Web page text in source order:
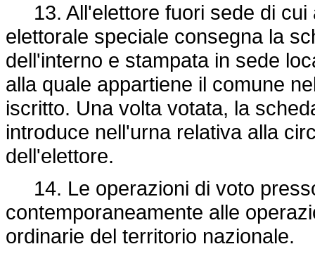
13. All'elettore fuori sede di cui
elettorale speciale consegna la
dell'interno e stampata in sede
alla quale appartiene il comune
iscritto. Una volta votata, la
introduce nell'urna relativa alla
dell'elettore.
14. Le operazioni di voto
contemporaneamente alle
ordinarie del territorio nazionale.